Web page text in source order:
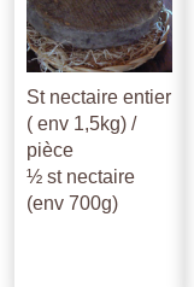
St nectaire entier
( env 1,5kg) /
pièce
½ st nectaire
(env 700g)